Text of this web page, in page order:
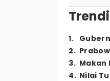
1.
2.
3. Makan
4. Nilai